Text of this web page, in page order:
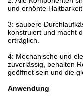
und erhöhte
3: saubere
konstruiert und macht
erträglich.
4: Mechanische und
zuverlässig, behalten
geöffnet sein und die
Anwendung